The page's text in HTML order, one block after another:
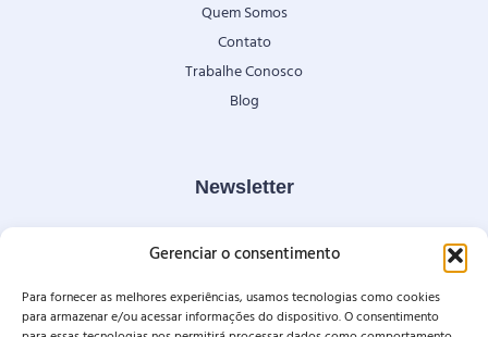
Gerenciar o consentimento
Para fornecer as melhores experiências, usamos tecnologias como cookies
para armazenar e/ou acessar informações do dispositivo. O consentimento
Quem Somos
Contato
Trabalhe Conosco
Blog
Newsletter
Fique por dentro de nossas novidades e condições especiais.